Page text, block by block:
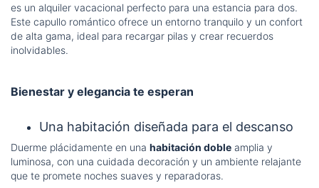
es un alquiler vacacional perfecto para una estancia para dos.
Este capullo romántico ofrece un entorno tranquilo y un confort
de alta gama, ideal para recargar pilas y crear recuerdos
inolvidables.
Bienestar y elegancia te esperan
Una habitación diseñada para el descanso
Duerme plácidamente en una habitación doble amplia y
luminosa, con una cuidada decoración y un ambiente relajante
que te promete noches suaves y reparadoras.